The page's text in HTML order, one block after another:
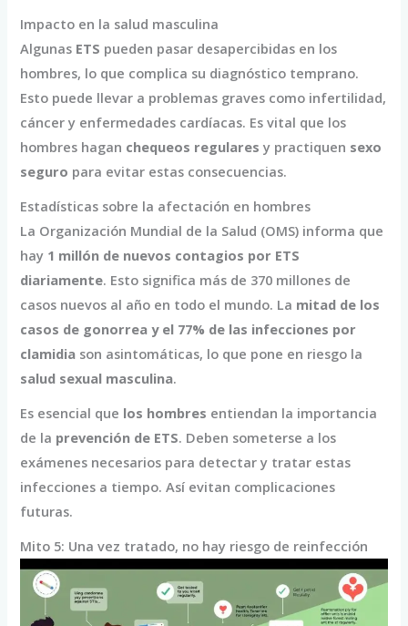
Impacto en la salud masculina
Algunas ETS pueden pasar desapercibidas en los
hombres, lo que complica su diagnóstico temprano.
Esto puede llevar a problemas graves como infertilidad,
cáncer y enfermedades cardíacas. Es vital que los
hombres hagan chequeos regulares y practiquen sexo
seguro para evitar estas consecuencias.
Estadísticas sobre la afectación en hombres
La Organización Mundial de la Salud (OMS) informa que
hay 1 millón de nuevos contagios por ETS
diariamente. Esto significa más de 370 millones de
casos nuevos al año en todo el mundo. La mitad de los
casos de gonorrea y el 77% de las infecciones por
clamidia son asintomáticas, lo que pone en riesgo la
salud sexual masculina.
Es esencial que los hombres entiendan la importancia
de la prevención de ETS. Deben someterse a los
exámenes necesarios para detectar y tratar estas
infecciones a tiempo. Así evitan complicaciones
futuras.
Mito 5: Una vez tratado, no hay riesgo de reinfección